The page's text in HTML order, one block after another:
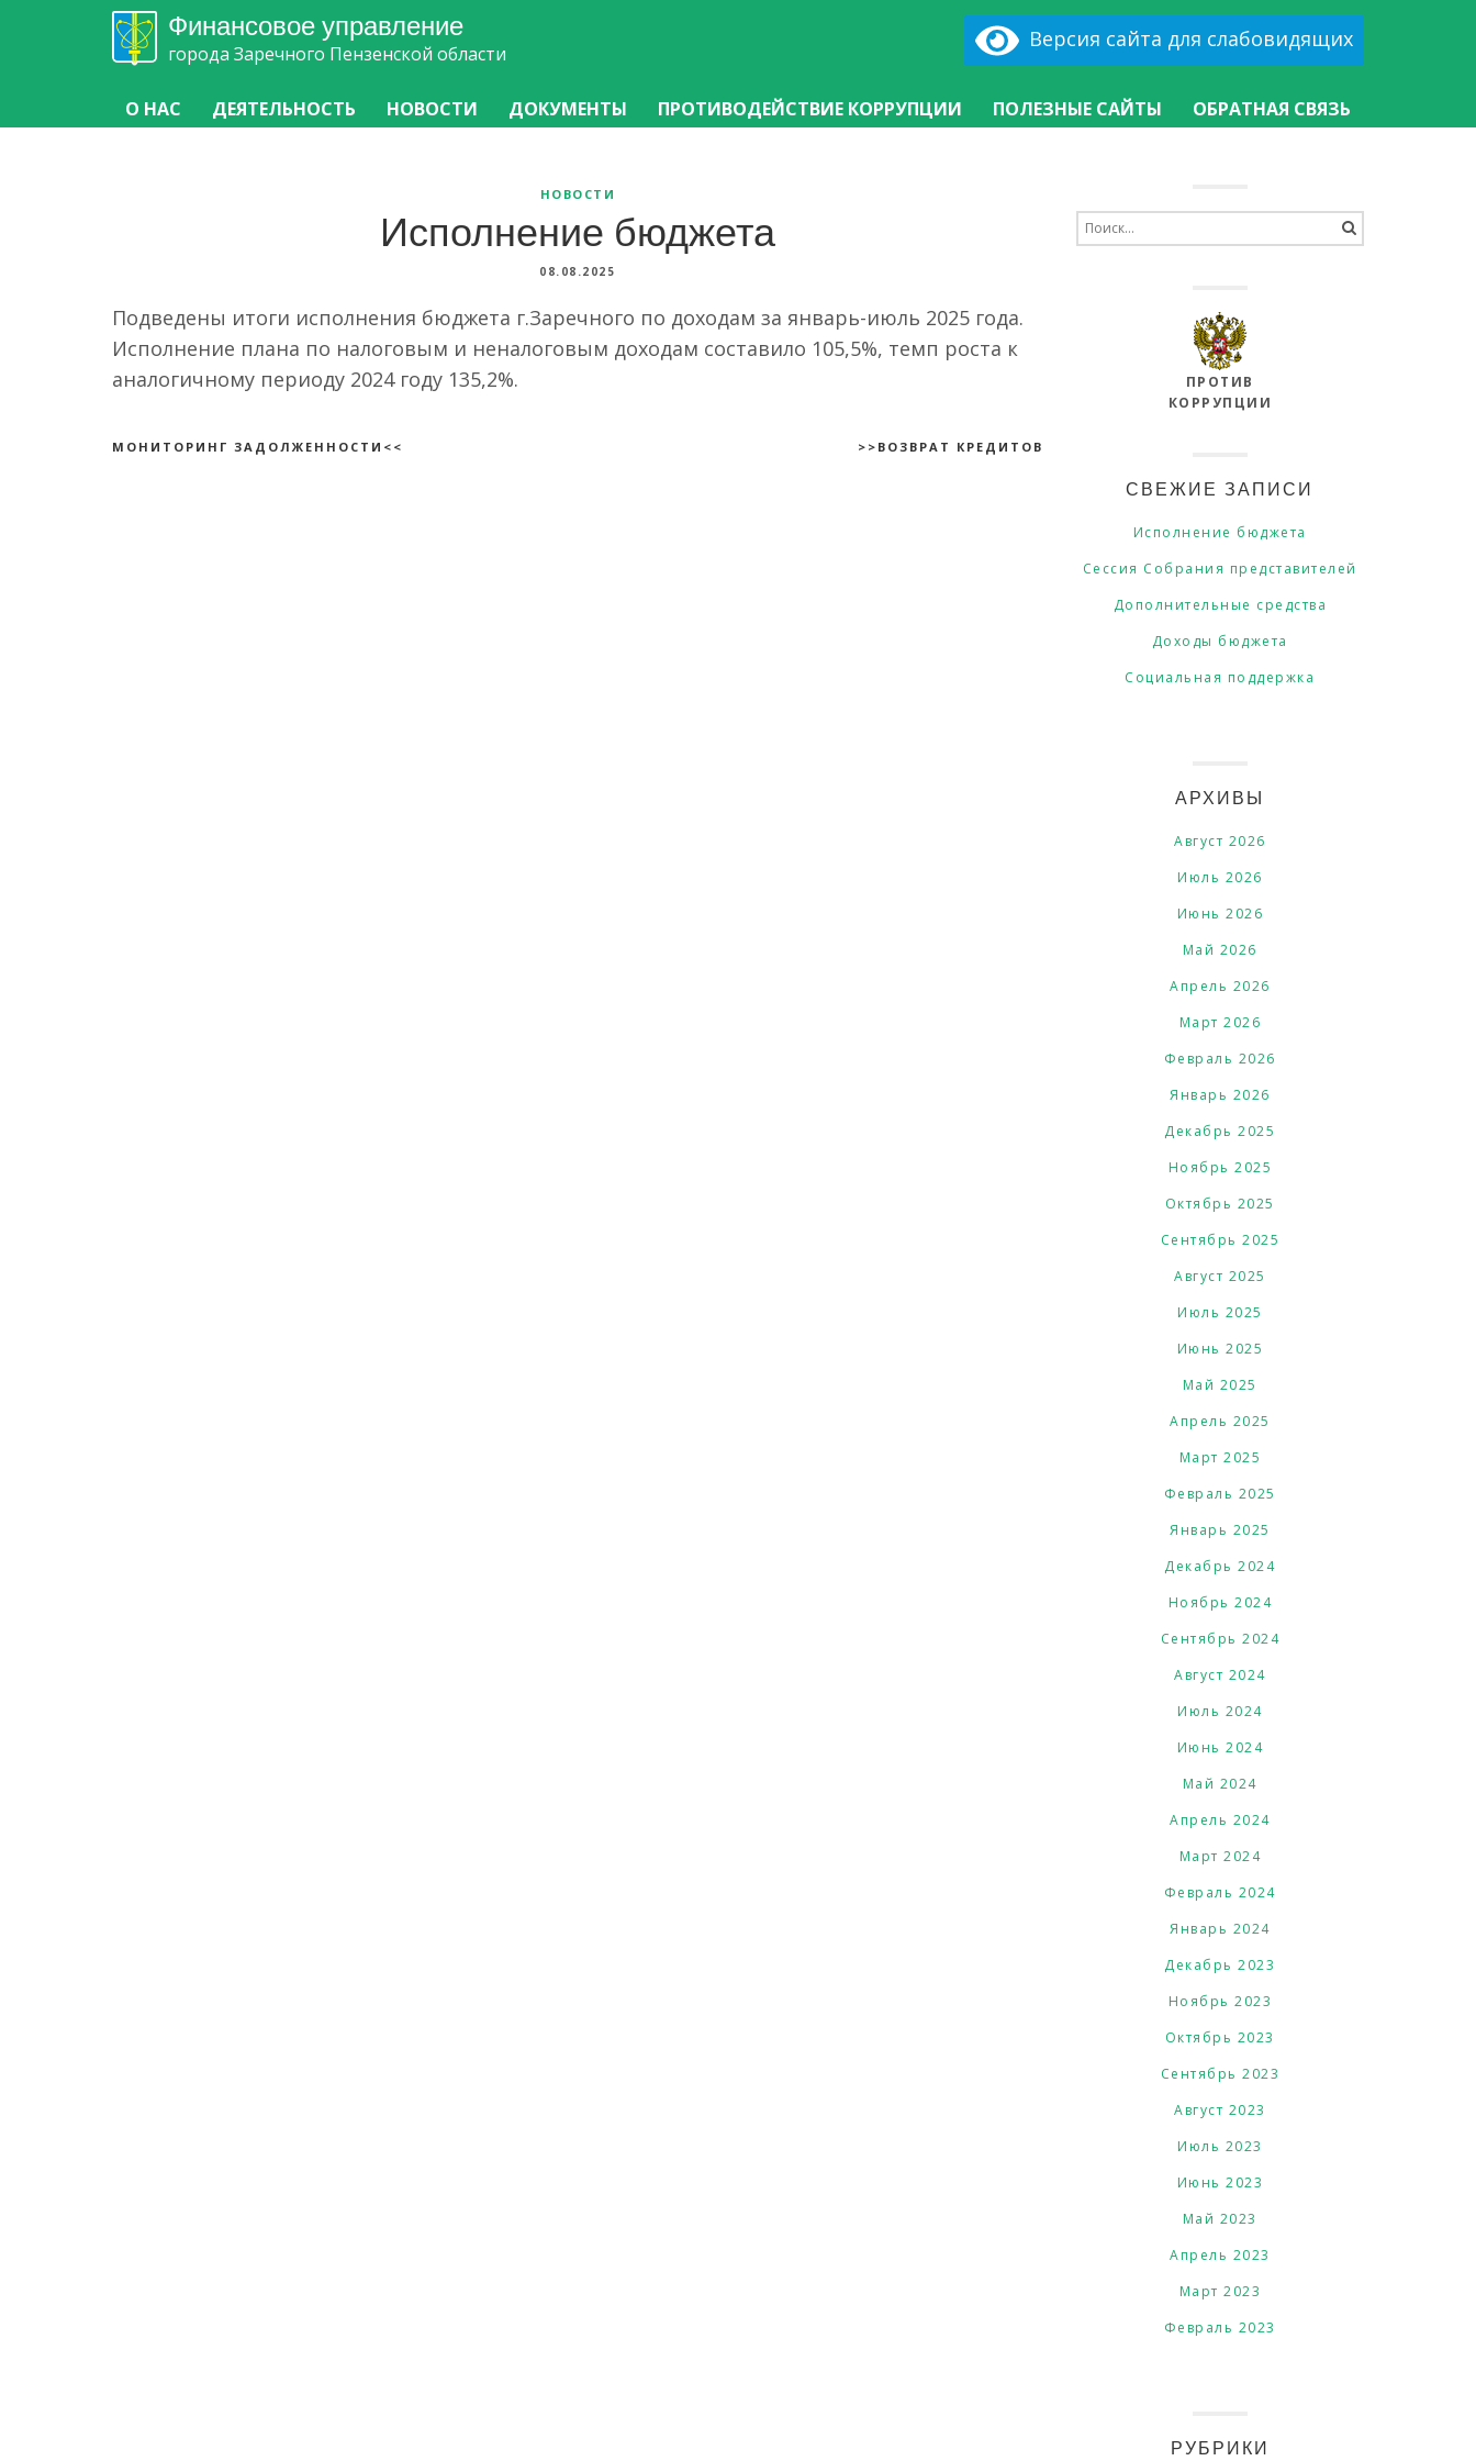
Финансовое управление
города Заречного Пензенской области
Версия сайта для слабовидящих
О НАС ДЕЯТЕЛЬНОСТЬ НОВОСТИ ДОКУМЕНТЫ ПРОТИВОДЕЙСТВИЕ КОРРУПЦИИ ПОЛЕЗНЫЕ САЙТЫ ОБРАТНАЯ СВЯЗЬ
НОВОСТИ
Исполнение бюджета
08.08.2025
Подведены итоги исполнения бюджета г.Заречного по доходам за январь-июль 2025 года.
Исполнение плана по налоговым и неналоговым доходам составило 105,5%, темп роста к
аналогичному периоду 2024 году 135,2%.
МОНИТОРИНГ ЗАДОЛЖЕННОСТИ<< >>ВОЗВРАТ КРЕДИТОВ
for:
ПРОТИВ
КОРРУПЦИИ
СВЕЖИЕ ЗАПИСИ
Исполнение бюджета
Сессия Собрания представителей
Дополнительные средства
Доходы бюджета
Социальная поддержка
АРХИВЫ
Август 2026
Июль 2026
Июнь 2026
Май 2026
Апрель 2026
Март 2026
Февраль 2026
Январь 2026
Декабрь 2025
Ноябрь 2025
Октябрь 2025
Сентябрь 2025
Август 2025
Июль 2025
Июнь 2025
Май 2025
Апрель 2025
Март 2025
Февраль 2025
Январь 2025
Декабрь 2024
Ноябрь 2024
Сентябрь 2024
Август 2024
Июль 2024
Июнь 2024
Май 2024
Апрель 2024
Март 2024
Февраль 2024
Январь 2024
Декабрь 2023
Ноябрь 2023
Октябрь 2023
Сентябрь 2023
Август 2023
Июль 2023
Июнь 2023
Май 2023
Апрель 2023
Март 2023
Февраль 2023
РУБРИКИ